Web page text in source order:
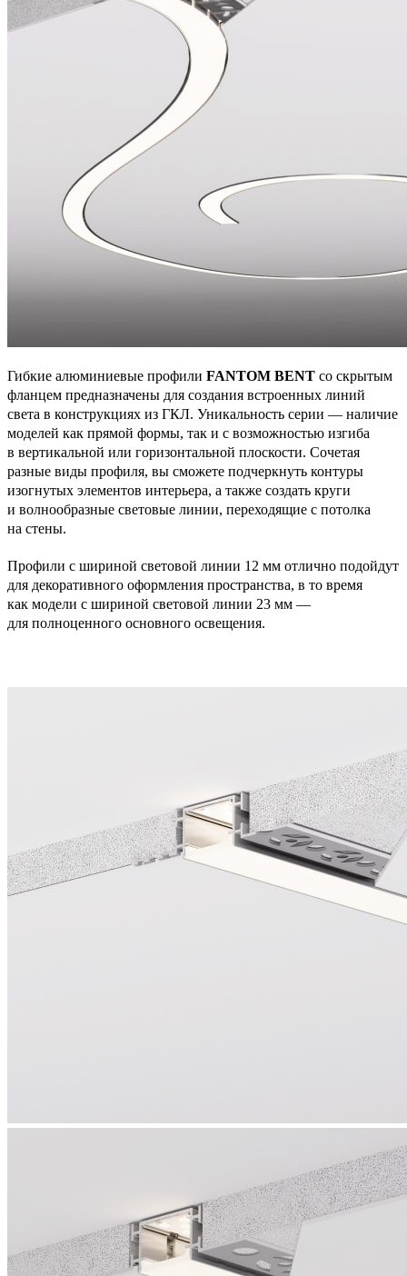
Гибкие алюминиевые профили FANTOM BENT со скрытым
фланцем предназначены для создания встроенных линий
света в конструкциях из ГКЛ. Уникальность серии — наличие
моделей как прямой формы, так и с возможностью изгиба
в вертикальной или горизонтальной плоскости. Сочетая
разные виды профиля, вы сможете подчеркнуть контуры
изогнутых элементов интерьера, а также создать круги
и волнообразные световые линии, переходящие с потолка
на стены.
Профили с шириной световой линии 12 мм отлично подойдут
для декоративного оформления пространства, в то время
как модели с шириной световой линии 23 мм —
для полноценного основного освещения.